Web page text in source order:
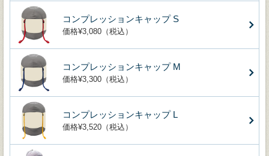
コンプレッションキャップ S
価格¥3,080（税込）
コンプレッションキャップ M
価格¥3,300（税込）
コンプレッションキャップ L
価格¥3,520（税込）